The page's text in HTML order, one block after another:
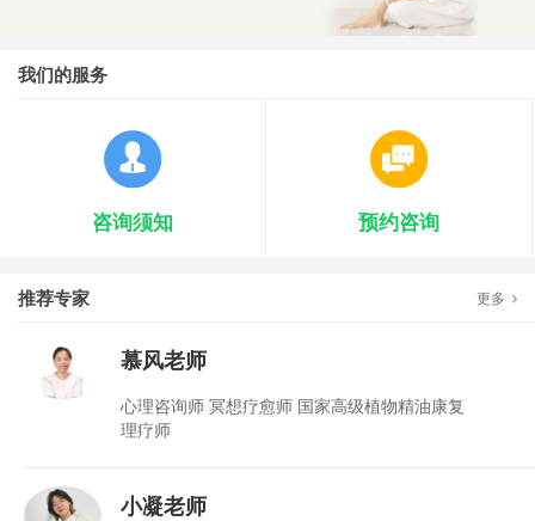
我们的服务
咨询须知 预约咨询
推荐专家
慕风老师
心理咨询师 冥想疗愈师 国家高级植物精油康复
理疗师
小凝老师
更多